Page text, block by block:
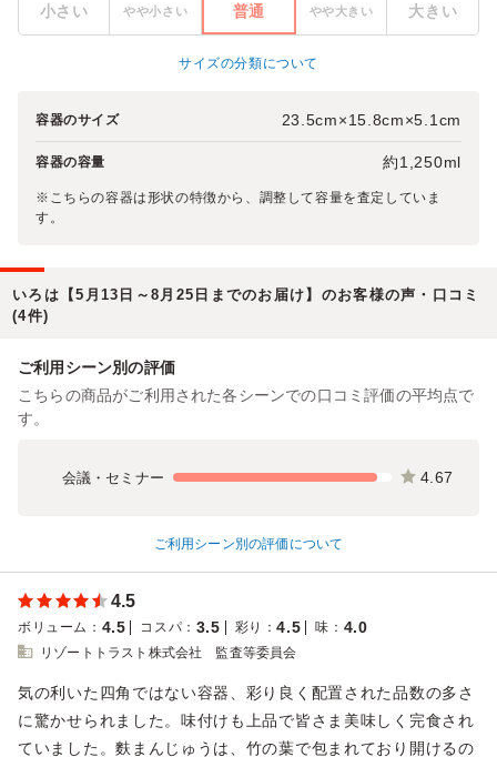
小さい やや小さい 普通 やや大きい 大きい
サイズの分類について
容器のサイズ 23.5cm×15.8cm×5.1cm
容器の容量 約1,250ml
※こちらの容器は形状の特徴から、調整して容量を査定していま
す。
いろは【5月13日～8月25日までのお届け】のお客様の声・口コミ
(4件)
ご利用シーン別の評価
こちらの商品がご利用された各シーンでの口コミ評価の平均点で
す。
会議・セミナー 4.67
ご利用シーン別の評価について
4.5
ボリューム ： 4.5 コスパ ： 3.5 彩り ：4.5 味 ： 4.0
リゾートトラスト株式会社 監査等委員会
気の利いた四角ではない容器、彩り良く配置された品数の多さ
に驚かせられました。味付けも上品で皆さま美味しく完食され
ていました。麩まんじゅうは、竹の葉で包まれており開けるの